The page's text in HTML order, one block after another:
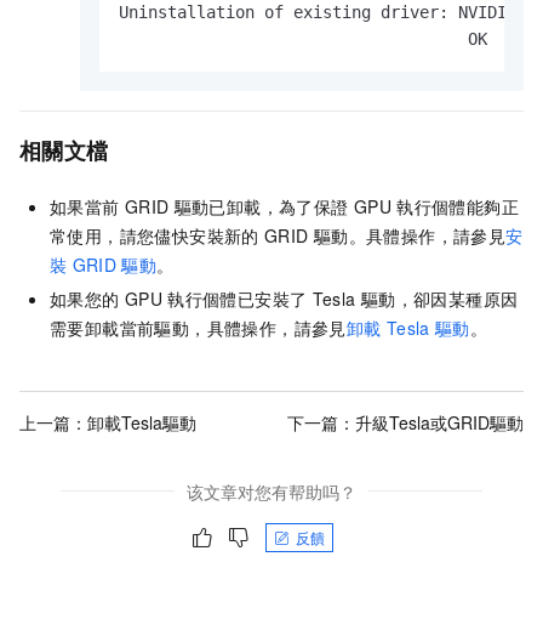
Uninstallation of existing driver: NVIDIA
                                    OK
相關文檔
如果當前 GRID 驅動已卸載，為了保證 GPU 執行個體能夠正
常使用，請您儘快安裝新的 GRID 驅動。具體操作，請參見安
裝 GRID 驅動。
如果您的 GPU 執行個體已安裝了 Tesla 驅動，卻因某種原因
需要卸載當前驅動，具體操作，請參見卸載 Tesla 驅動 。
上一篇： 卸載Tesla驅動 下一篇： 升級Tesla或GRID驅動
该文章对您有帮助吗？
反饋